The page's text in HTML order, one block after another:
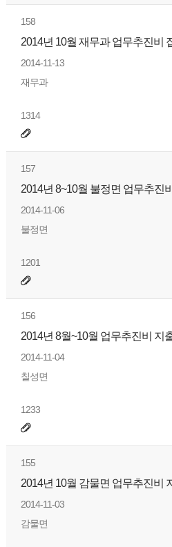
158
2014년 10월 재무과 업무추진비
2014-11-13
재무과
1314
157
2014년 8~10월 불정면 업무추진
2014-11-06
불정면
1201
156
2014년 8월~10월 업무추진비 지
2014-11-04
칠성면
1233
155
2014년 10월 감물면 업무추진비
2014-11-03
감물면